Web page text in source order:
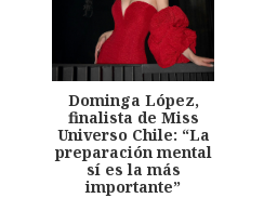
Dominga López,
finalista de Miss
Universo Chile: “La
preparación mental
sí es la más
importante”